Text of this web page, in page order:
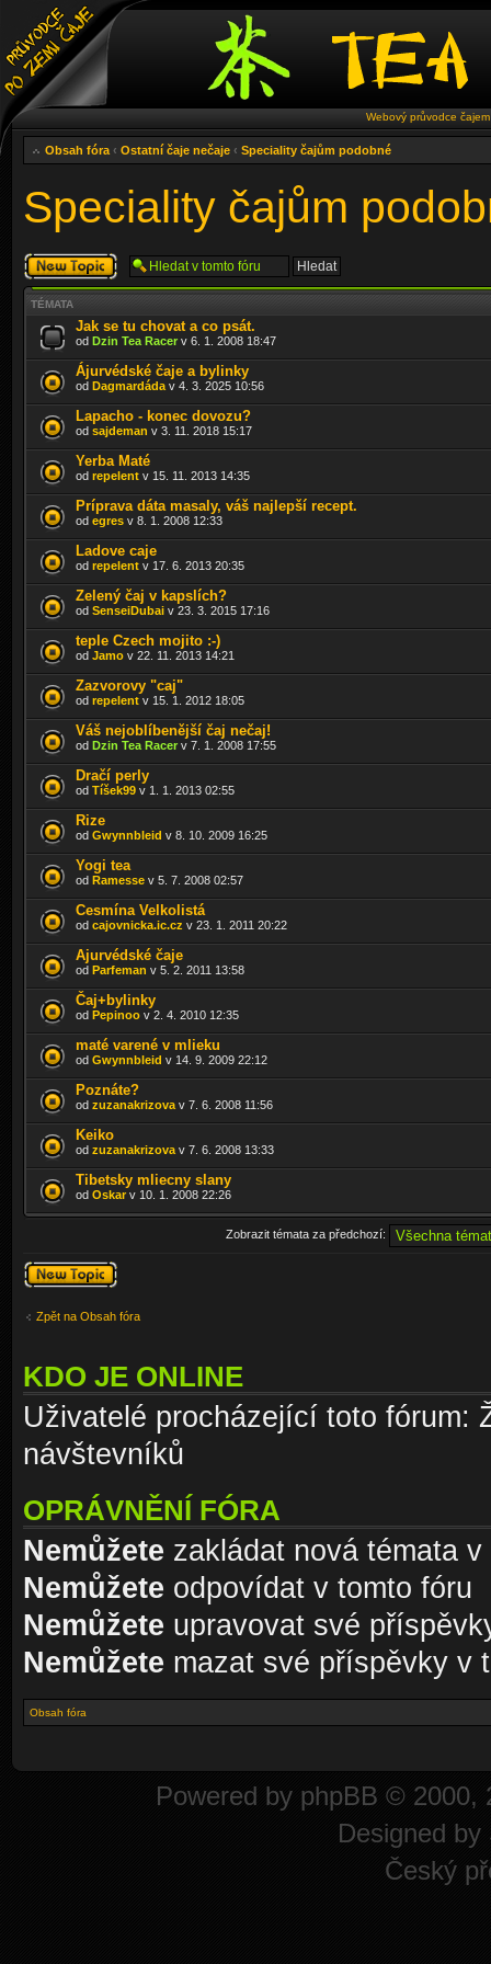
Webový průvodce
Obsah fóra ‹ Ostatní čaje nečaje ‹ Speciality čajům podobné
Speciality čajům
Odeslat nové
téma
TÉMATA
Jak se tu chovat a co psát.
od Dzin Tea Racer v 6. 1. 2008 18:47
Ájurvédské čaje a bylinky
od Dagmardáda v 4. 3. 2025 10:56
Lapacho - konec dovozu?
od sajdeman v 3. 11. 2018 15:17
Yerba Maté
od repelent v 15. 11. 2013 14:35
Príprava dáta masaly, váš najlepší recept.
od egres v 8. 1. 2008 12:33
Ladove caje
od repelent v 17. 6. 2013 20:35
Zelený čaj v kapslích?
od SenseiDubai v 23. 3. 2015 17:16
teple Czech mojito :-)
od Jamo v 22. 11. 2013 14:21
Zazvorovy "caj"
od repelent v 15. 1. 2012 18:05
Váš nejoblíbenější čaj nečaj!
od Dzin Tea Racer v 7. 1. 2008 17:55
Dračí perly
od Tíšek99 v 1. 1. 2013 02:55
Rize
od Gwynnbleid v 8. 10. 2009 16:25
Yogi tea
od Ramesse v 5. 7. 2008 02:57
Cesmína Velkolistá
od cajovnicka.ic.cz v 23. 1. 2011 20:22
Ajurvédské čaje
od Parfeman v 5. 2. 2011 13:58
Čaj+bylinky
od Pepinoo v 2. 4. 2010 12:35
maté varené v mlieku
od Gwynnbleid v 14. 9. 2009 22:12
Poznáte?
od zuzanakrizova v 7. 6. 2008 11:56
Keiko
od zuzanakrizova v 7. 6. 2008 13:33
Tibetsky mliecny slany
od Oskar v 10. 1. 2008 22:26
Zobrazit témata za předchozí:
Odeslat nové
téma
Zpět na Obsah fóra
KDO JE ONLINE
Uživatelé procházející toto fórum:
návštevníků
OPRÁVNĚNÍ FÓRA
Nemůžete zakládat nová témata
Nemůžete odpovídat v tomto fóru
Nemůžete upravovat své
Nemůžete mazat své příspěvky v
Obsah fóra
Powered by phpBB © 2000,
Designed by
Český